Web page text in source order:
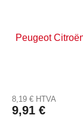
Peugeot
8,19 € HTVA
9,91 €